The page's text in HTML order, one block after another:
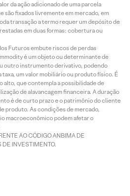
da ação adicionado de uma parcela
são fixados livremente em mercado, em
transação a termo requer um depósito de
em duas formas: cobertura ou
Futuros embute riscos de perdas
é um objeto ou determinante de
outro instrumento derivativo, podendo
um valor mobiliário ou produto físico. É
alto, que contempla a possibilidade de
de alavancagem financeira. A duração
é de curto prazo e o patrimônio do cliente
produto. As condições de mercado,
macroeconômico podem afetar o
AO CÓDIGO ANBIMA DE
DE INVESTIMENTO.